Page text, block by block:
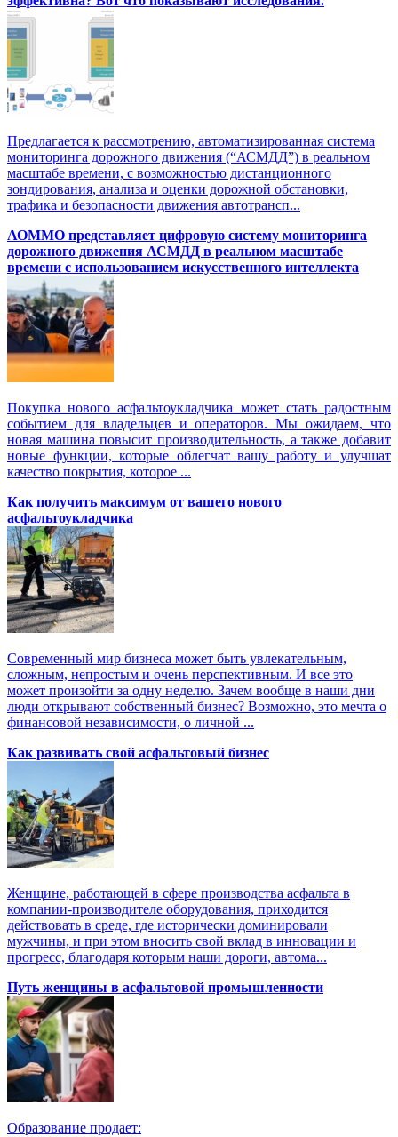
Предлагается к рассмотрению, автоматизированная система
мониторинга дорожного движения (“АСМДД”) в реальном
масштабе времени, с возможностью дистанционного
зондирования, анализа и оценки дорожной обстановки,
трафика и безопасности движения автотрансп...
АОММО представляет цифровую cистему мониторинга
дорожного движения АСМДД в реальном масштабе
времени с использованием искусственного интеллекта
Покупка нового асфальтоукладчика может стать радостным
событием для владельцев и операторов. Мы ожидаем, что
новая машина повысит производительность, а также добавит
новые функции, которые облегчат вашу работу и улучшат
качество покрытия, которое ...
Как получить максимум от вашего нового
асфальтоукладчика
Современный мир бизнеса может быть увлекательным,
сложным, непростым и очень перспективным. И все это
может произойти за одну неделю. Зачем вообще в наши дни
люди открывают собственный бизнес? Возможно, это мечта о
финансовой независимости, о личной ...
Как развивать свой асфальтовый бизнес
Женщине, работающей в сфере производства асфальта в
компании-производителе оборудования, приходится
действовать в среде, где исторически доминировали
мужчины, и при этом вносить свой вклад в инновации и
прогресс, благодаря которым наши дороги, автома...
Путь женщины в асфальтовой промышленности
Образование продает: